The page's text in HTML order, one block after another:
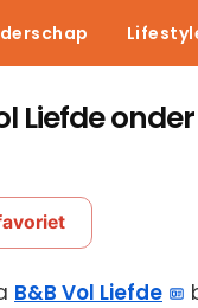
Liefde
B&B Vol Liefde